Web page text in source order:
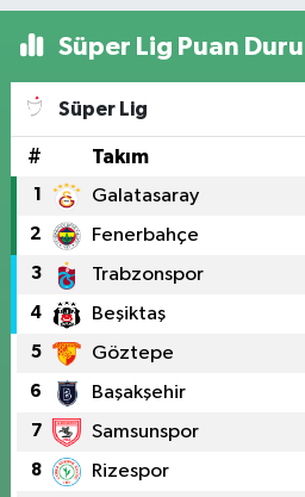
Süper Lig Puan
Süper Lig
# Takım
1 Galatasaray
2 Fenerbahçe
3 Trabzonspor
4 Beşiktaş
5 Göztepe
6 Başakşehir
7 Samsunspor
8 Rizespor